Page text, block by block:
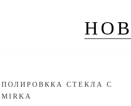
ПОЛИРОВККА СТЕКЛА С
MIRKA